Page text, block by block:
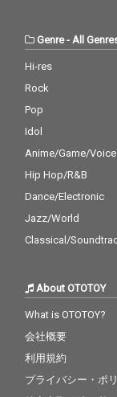
Genre- All
Hi-res
Rock
Pop
Idol
Anime/Game/
Hip Hop/R&B
Dance/Electronic
Jazz/World
Classical/
About OTOTOY
What is OTOTOY?
会社概要
利用規約
プライバシー・ポ